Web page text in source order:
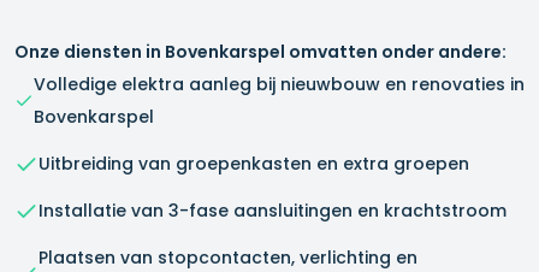
Onze diensten in Bovenkarspel omvatten onder andere:
Volledige elektra aanleg bij nieuwbouw en renovaties in
Bovenkarspel
Uitbreiding van groepenkasten en extra groepen
Installatie van 3-fase aansluitingen en krachtstroom
Plaatsen van stopcontacten, verlichting en